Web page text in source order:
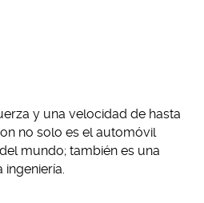
y una velocidad de hasta
no solo es el automóvil
mundo; también es una